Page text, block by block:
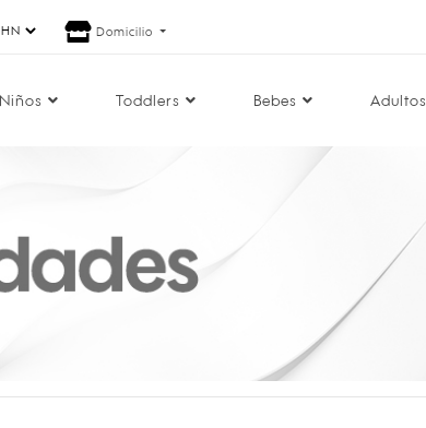
Domicilio
Niños Toddlers Bebes Adultos